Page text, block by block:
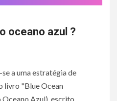
oceano azul ?
a uma estratégia de
livro "Blue Ocean
Azul), escrito...